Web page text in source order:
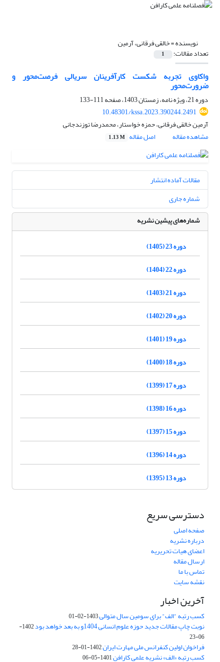
نویسنده =خالقی فرقانی، آرمین
تعداد مقالات: 1
واکاوی تجربه شکست کارآفرینان سریالی فرصت‌محور و
ضرورت‌محور
دوره 21، ویژه نامه، زمستان 1403، صفحه
111-133
10.48301/kssa.2023.390244.2491
آرمین خالقی فرقانی، حمزه خواستار، محمدرضا توزندجانی
مشاهده مقاله
اصل مقاله 1.13 M
مقالات آماده انتشار
شماره جاری
شماره‌های پیشین نشریه
دوره 23 (1405)
دوره 22 (1404)
دوره 21 (1403)
دوره 20 (1402)
دوره 19 (1401)
دوره 18 (1400)
دوره 17 (1399)
دوره 16 (1398)
دوره 15 (1397)
دوره 14 (1396)
دوره 13 (1395)
دسترسی سریع
صفحه اصلی
درباره نشریه
اعضای هیات تحریریه
ارسال مقاله
تماس با ما
نقشه سایت
آخرین اخبار
کسب رتبه "الف" برای سومین سال متوالی1403-02-01
نوبت چاپ مقالات جدید حوزه علوم انسانی 1404و به بعد خواهد بود
1402-
06-23
فراخوان اولین کنفرانس ملی مهارت ایران1402-01-28
کسب رتبه «الف» نشریه علمی کارافن1401-05-06